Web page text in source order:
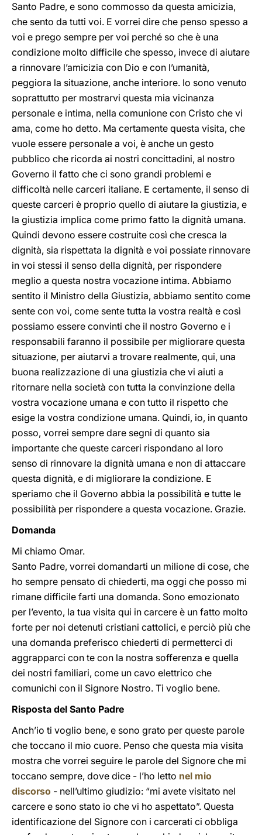
Santo Padre, e sono commosso da questa amicizia,
che sento da tutti voi. E vorrei dire che penso spesso a
voi e prego sempre per voi perché so che è una
condizione molto difficile che spesso, invece di aiutare
a rinnovare l’amicizia con Dio e con l’umanità,
peggiora la situazione, anche interiore. Io sono venuto
soprattutto per mostrarvi questa mia vicinanza
personale e intima, nella comunione con Cristo che vi
ama, come ho detto. Ma certamente questa visita, che
vuole essere personale a voi, è anche un gesto
pubblico che ricorda ai nostri concittadini, al nostro
Governo il fatto che ci sono grandi problemi e
difficoltà nelle carceri italiane. E certamente, il senso di
queste carceri è proprio quello di aiutare la giustizia, e
la giustizia implica come primo fatto la dignità umana.
Quindi devono essere costruite così che cresca la
dignità, sia rispettata la dignità e voi possiate rinnovare
in voi stessi il senso della dignità, per rispondere
meglio a questa nostra vocazione intima. Abbiamo
sentito il Ministro della Giustizia, abbiamo sentito come
sente con voi, come sente tutta la vostra realtà e così
possiamo essere convinti che il nostro Governo e i
responsabili faranno il possibile per migliorare questa
situazione, per aiutarvi a trovare realmente, qui, una
buona realizzazione di una giustizia che vi aiuti a
ritornare nella società con tutta la convinzione della
vostra vocazione umana e con tutto il rispetto che
esige la vostra condizione umana. Quindi, io, in quanto
posso, vorrei sempre dare segni di quanto sia
importante che queste carceri rispondano al loro
senso di rinnovare la dignità umana e non di attaccare
questa dignità, e di migliorare la condizione. E
speriamo che il Governo abbia la possibilità e tutte le
possibilità per rispondere a questa vocazione. Grazie.
Domanda
Mi chiamo Omar.
Santo Padre, vorrei domandarti un milione di cose, che
ho sempre pensato di chiederti, ma oggi che posso mi
rimane difficile farti una domanda. Sono emozionato
per l’evento, la tua visita qui in carcere è un fatto molto
forte per noi detenuti cristiani cattolici, e perciò più che
una domanda preferisco chiederti di permetterci di
aggrapparci con te con la nostra sofferenza e quella
dei nostri familiari, come un cavo elettrico che
comunichi con il Signore Nostro. Ti voglio bene.
Risposta del Santo Padre
Anch’io ti voglio bene, e sono grato per queste parole
che toccano il mio cuore. Penso che questa mia visita
mostra che vorrei seguire le parole del Signore che mi
toccano sempre, dove dice - l’ho letto nel mio
discorso - nell’ultimo giudizio: “mi avete visitato nel
carcere e sono stato io che vi ho aspettato”. Questa
identificazione del Signore con i carcerati ci obbliga